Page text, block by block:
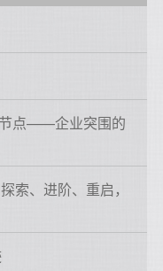
点——企业突围的
索、进阶、重启，